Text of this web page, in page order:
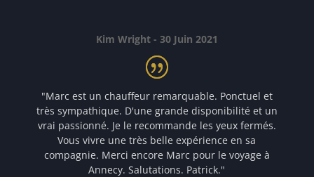
Kim Wright - 30 Juin 2021
"Marc est un chauffeur remarquable. Ponctuel et
très sympathique. D'une grande disponibilité et un
vrai passionné. Je le recommande les yeux fermés.
Vous vivre une très belle expérience en sa
compagnie. Merci encore Marc pour le voyage à
Annecy. Salutations. Patrick."